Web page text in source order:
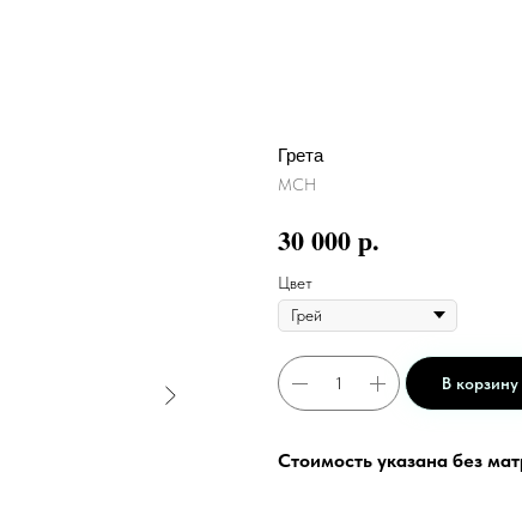
Грета
МСН
30 000р.
Цвет
В корзину
Стоимость указана без